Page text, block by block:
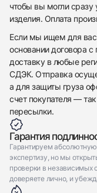
чтобы вы могли сразу
изделия. Оплата
Если мы ищем для вас
основании договора
доставку в любые
СДЭК. Отправка
а для защиты груза
счет покупателя —
пересылки.
Гарантия
Гарантируем
экспертизу, но мы
проверки в независимых
доверяете лично, и